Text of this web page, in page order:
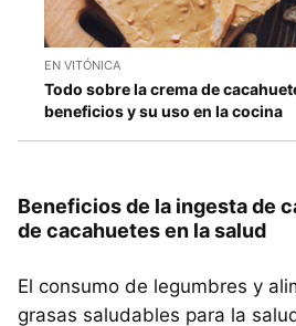
EN VITÓNICA
Todo sobre la crema de
beneficios y su uso en la cocina
Beneficios de la ingesta de
de cacahuetes en la salud
El consumo de legumbres y
grasas saludables para la